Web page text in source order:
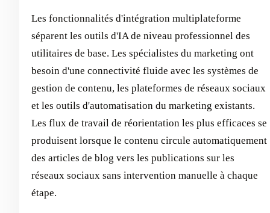
Les fonctionnalités d'intégration multiplateforme
séparent les outils d'IA de niveau professionnel des
utilitaires de base. Les spécialistes du marketing ont
besoin d'une connectivité fluide avec les systèmes de
gestion de contenu, les plateformes de réseaux sociaux
et les outils d'automatisation du marketing existants.
Les flux de travail de réorientation les plus efficaces se
produisent lorsque le contenu circule automatiquement
des articles de blog vers les publications sur les
réseaux sociaux sans intervention manuelle à chaque
étape.